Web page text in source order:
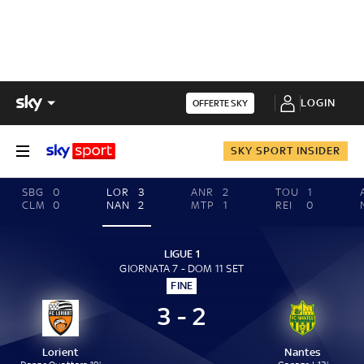
OFFERTE SKY LOGIN
SKY SPORT INSIDER
SBG
0
CLM
0
LOR
3
NAN
2
ANR
2
MTP
1
TOU
1
REI
0
LIGUE 1
GIORNATA 7 - DOM 11 SET
FINE
Lorient
3 - 2
Nantes